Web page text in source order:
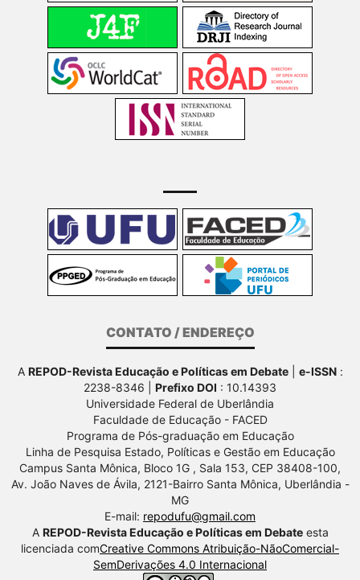
CONTATO / ENDEREÇO
A REPOD-Revista Educação e Políticas em Debate| e-ISSN:
2238-8346 | Prefixo DOI : 10.14393
Universidade Federal de Uberlândia
Faculdade de Educação - FACED
Programa de Pós-graduação em Educação
Linha de Pesquisa Estado, Políticas e Gestão em Educação
Campus Santa Mônica, Bloco 1G , Sala 153, CEP 38408-100,
Av. João Naves de Ávila, 2121-Bairro Santa Mônica, Uberlândia -
MG
E-mail: repodufu@gmail.com
A REPOD-Revista Educação e Políticas em Debateesta
licenciada comCreative Commons Atribuição-NãoComercial-
SemDerivações 4.0 Internacional